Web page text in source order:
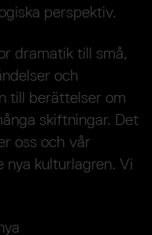
perspektiv.
dramatik till små,
och
till berättelser om
skiftningar. Det
oss och vår
nya kulturlagren. Vi